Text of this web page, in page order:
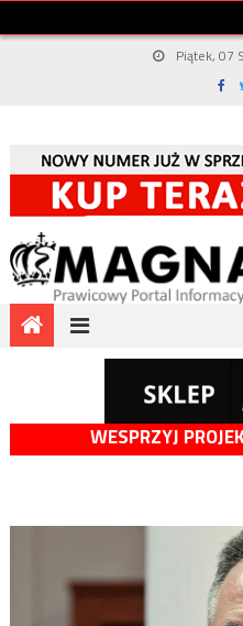
Piątek, 07
WESPRZYJ